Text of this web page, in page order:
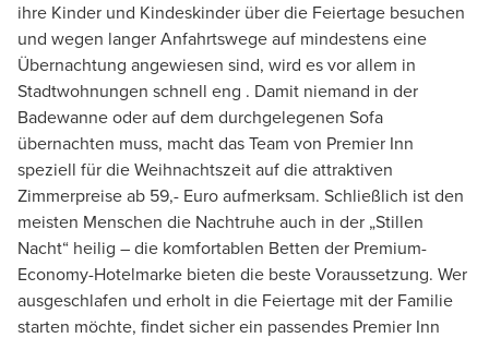
ihre Kinder und Kindeskinder über die Feiertage besuchen
und wegen langer Anfahrtswege auf mindestens eine
Übernachtung angewiesen sind, wird es vor allem in
Stadtwohnungen schnell eng . Damit niemand in der
Badewanne oder auf dem durchgelegenen Sofa
übernachten muss, macht das Team von Premier Inn
speziell für die Weihnachtszeit auf die attraktiven
Zimmerpreise ab 59,- Euro aufmerksam. Schließlich ist den
meisten Menschen die Nachtruhe auch in der „Stillen
Nacht“ heilig – die komfortablen Betten der Premium-
Economy-Hotelmarke bieten die beste Voraussetzung. Wer
ausgeschlafen und erholt in die Feiertage mit der Familie
starten möchte, findet sicher ein passendes Premier Inn